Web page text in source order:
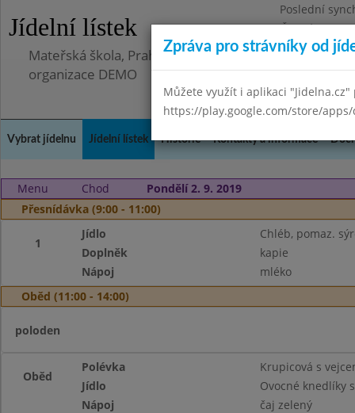
Jídelní lístek
Poslední
Čtvrtek
Mateřská škola, Praha 5 - Hlubočepy, Hlubočepská
organizace DEMO
Vybrat jídelnu Jídelní lístek Historie Kontakty a informace
Menu Chod
Pondělí 2. 9. 2019
Přesnídávka (9:00 - 11:00)
1
Jídlo
Chléb, pomaz.
Doplněk
kapie
Nápoj
mléko
Oběd (11:00 - 14:00)
poloden
Oběd
Polévka
Krupicová s
Jídlo
Ovocné knedlíky
Nápoj
čaj zelený
Zpráva pro strávníky od
Můžete využít i aplikaci
https://play.google.com/store/